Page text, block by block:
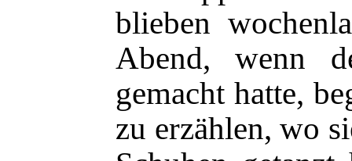
blieben
Abend, wenn
gemacht hatte,
zu erzählen, wo